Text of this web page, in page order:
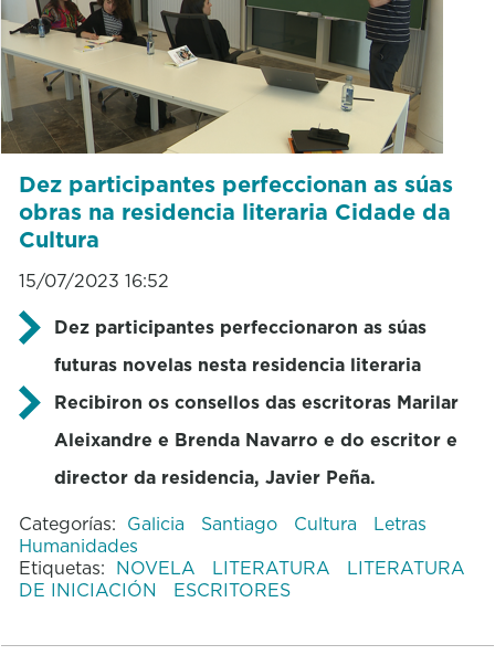
Dez participantes perfeccionan as súas
obras na residencia literaria Cidade da
Cultura
15/07/2023 16:52
Dez participantes perfeccionaron as súas
futuras novelas nesta residencia literaria
Recibiron os consellos das escritoras Marilar
Aleixandre e Brenda Navarro e do escritor e
director da residencia, Javier Peña.
Categorías: Galicia Santiago Cultura
Letras
Humanidades
Etiquetas: NOVELA LITERATURA
LITERATURA
DE INICIACIÓN
ESCRITORES